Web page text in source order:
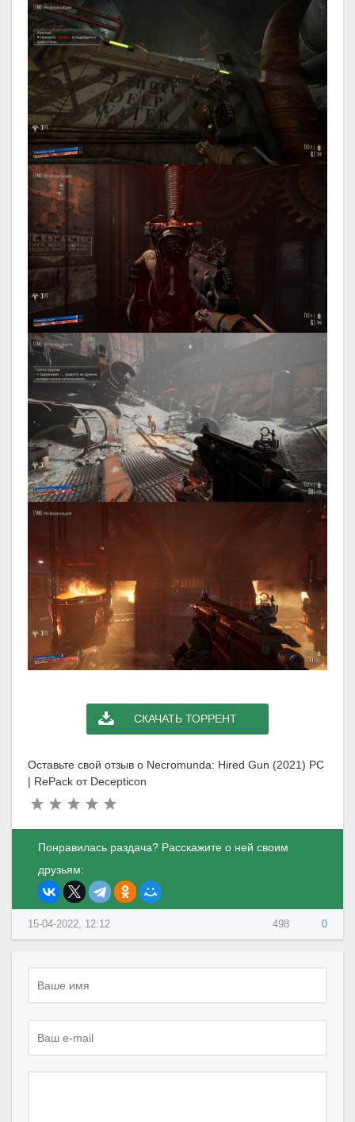
СКАЧАТЬ ТОРРЕНТ
Оставьте свой отзыв о Necromunda: Hired Gun (2021) PC
| RePack от Decepticon
Понравилась раздача? Расскажите о ней своим
друзьям:
498 0
15-04-2022, 12:12